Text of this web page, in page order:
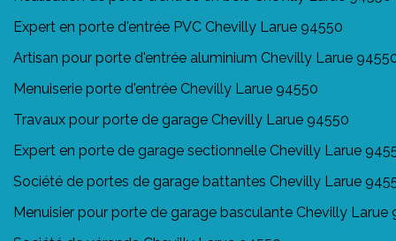
Expert en porte d'entrée PVC Chevilly Larue 94550
Artisan pour porte d'entrée aluminium Chevilly Larue
Menuiserie porte d'entrée Chevilly Larue 94550
Travaux pour porte de garage Chevilly Larue 94550
Expert en porte de garage sectionnelle Chevilly Larue
Société de portes de garage battantes Chevilly Larue
Menuisier pour porte de garage basculante Chevilly Larue